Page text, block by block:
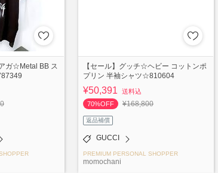
ガ☆Metal BB ス
【セール】グッチ☆ヘビー コットンポ
プリン 半袖シャツ☆810604
¥50,391
送料込
70%OFF
¥168,800
返品補償
GUCCI
PREMIUM PERSONAL SHOPPER
momochani